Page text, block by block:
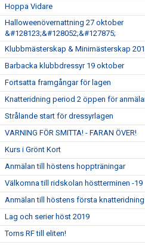
Hoppa Vidare
Halloweenövernattning 27 oktober
&#128123;&#128052;&#127875;
Klubbmästerskap & Minimästerskap
Barbacka klubbdressyr 19 oktober
Fortsatta framgångar för lagen
Knatteridning period 2 öppen för
Strålande start för dressyrlagen
VARNING FÖR SMITTA! - FARAN ÖVER!
Kurs i Grönt Kort
Anmälan till höstens hoppträningar
Välkomna till ridskolan höstterminen -19
Anmälan till höstens första
Lag och serier höst 2019
Torns RF till eliten!